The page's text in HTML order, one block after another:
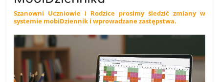
Szanowni Uczniowie i Rodzice prosimy śledzić zmiany w
systemie mobiDziennik i wprowadzane zastępstwa.